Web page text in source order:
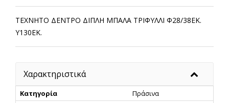
ΤΕΧΝΗΤΟ ΔΕΝΤΡΟ ΔΙΠΛΗ ΜΠΑΛΑ ΤΡΙΦΥΛΛΙ Φ28/38ΕΚ.
Y130ΕΚ.
Χαρακτηριστικά
Κατηγορία
Πράσινα